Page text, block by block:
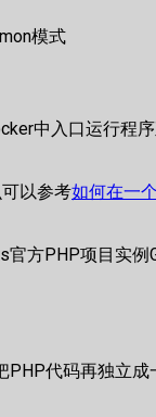
模式
中入口运行程
以参考如何在一
方PHP项目实
代码再独立